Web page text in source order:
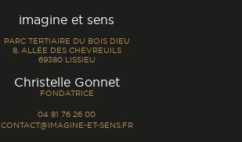
imagine et sens
PARC TERTIAIRE DU BOIS DIEU
8, ALLÉE DES CHEVREUILS
69380 LISSIEU
Christelle Gonnet-
FONDATRICE
04 81 76 26 00
CONTACT@IMAGINE-ET-SENS.FR